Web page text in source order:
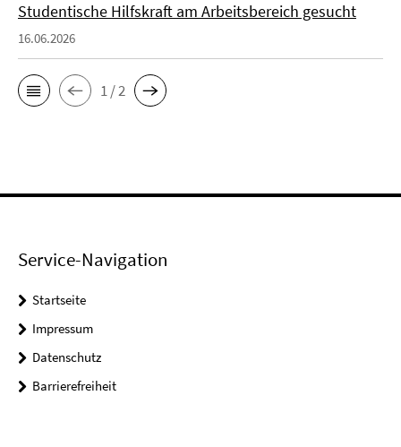
Studentische Hilfskraft am Arbeitsbereich gesucht
16.06.2026
1 / 2
Service-Navigation
Startseite
Impressum
Datenschutz
Barrierefreiheit